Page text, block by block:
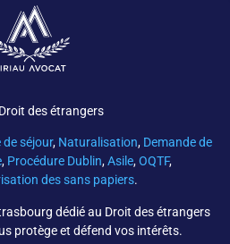
des étrangers
de séjour, Naturalisation, Demande de
, Procédure Dublin,Asile,OQTF,
des sans papiers.
dédié au Droit des étrangers
protège et défend vos intérêts.